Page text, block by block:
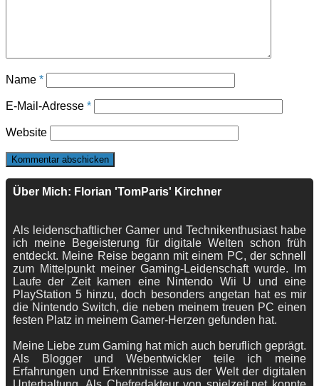
Name *
E-Mail-Adresse *
Website
Über Mich: Florian 'TomParis' Kirchner
Als leidenschaftlicher Gamer und Technikenthusiast habe
ich meine Begeisterung für digitale Welten schon früh
entdeckt. Meine Reise begann mit einem PC, der schnell
zum Mittelpunkt meiner Gaming-Leidenschaft wurde. Im
Laufe der Zeit kamen eine Nintendo Wii U und eine
PlayStation 5 hinzu, doch besonders angetan hat es mir
die Nintendo Switch, die neben meinem treuen PC einen
festen Platz in meinem Gamer-Herzen gefunden hat.
Meine Liebe zum Gaming hat mich auch beruflich geprägt.
Als Blogger und Webentwickler teile ich meine
Erfahrungen und Erkenntnisse aus der Welt der digitalen